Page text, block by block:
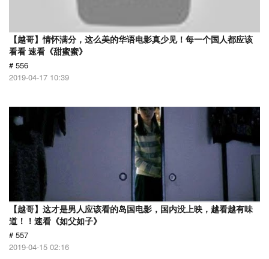
【越哥】情怀满分，这么美的华语电影真少见！每一个国人都应该
看看 速看《甜蜜蜜》
# 556
2019-04-17 10:39
【越哥】这才是男人应该看的岛国电影，国内没上映，越看越有味
道！！速看《如父如子》
# 557
2019-04-15 02:16